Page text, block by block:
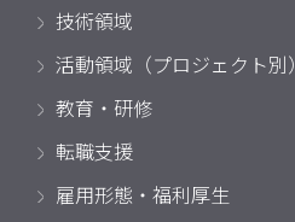
技術領域
活動領域（プロジェクト別）
教育・研修
転職支援
雇用形態・福利厚生